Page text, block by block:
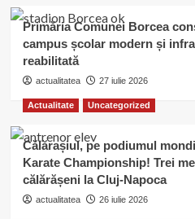
Primăria Comunei Borcea
campus școlar modern și
reabilitată
actualitatea 27 iulie 2026
Actualitate Uncategorized
Călărașiul, pe podiumul
Karate Championship! Trei
călărășeni la Cluj-Napoca
actualitatea 26 iulie 2026